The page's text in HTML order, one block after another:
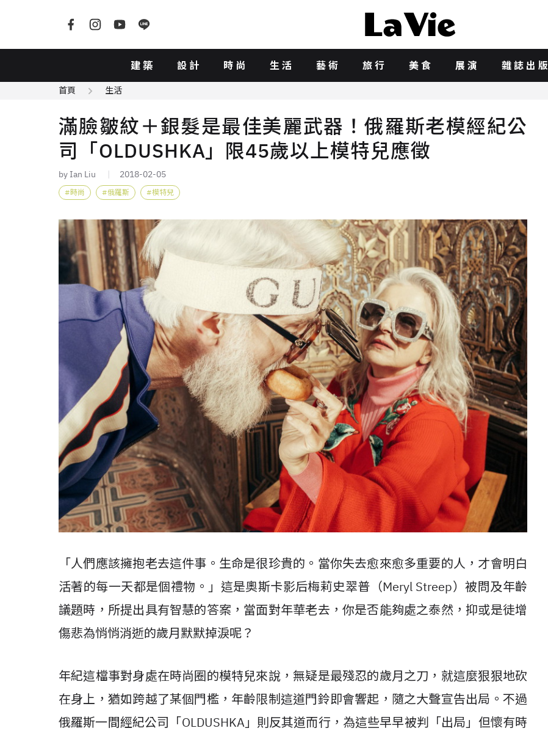
建築 設計 時尚 生活 藝術 旅行 美食 展演 雜誌出版
首頁 生活
滿臉皺紋＋銀髮是最佳美麗武器！俄羅斯老模經紀公
司「OLDUSHKA」限45歲以上模特兒應徵
by Ian Liu 2018-02-05
時尚 俄羅斯 模特兒
「人們應該擁抱老去這件事。生命是很珍貴的。當你失去愈來愈多重要的人，才會明白
活著的每一天都是個禮物。」這是奧斯卡影后梅莉史翠普（Meryl Streep）被問及年齡
議題時，所提出具有智慧的答案，當面對年華老去，你是否能夠處之泰然，抑或是徒增
傷悲為悄悄消逝的歲月默默掉淚呢？
年紀這檔事對身處在時尚圈的模特兒來說，無疑是最殘忍的歲月之刀，就這麼狠狠地砍
在身上，猶如跨越了某個門檻，年齡限制這道門鈴即會響起，隨之大聲宣告出局。不過
俄羅斯一間經紀公司「OLDUSHKA」則反其道而行，為這些早早被判「出局」但懷有時